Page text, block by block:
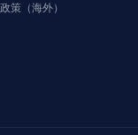
策（海外）